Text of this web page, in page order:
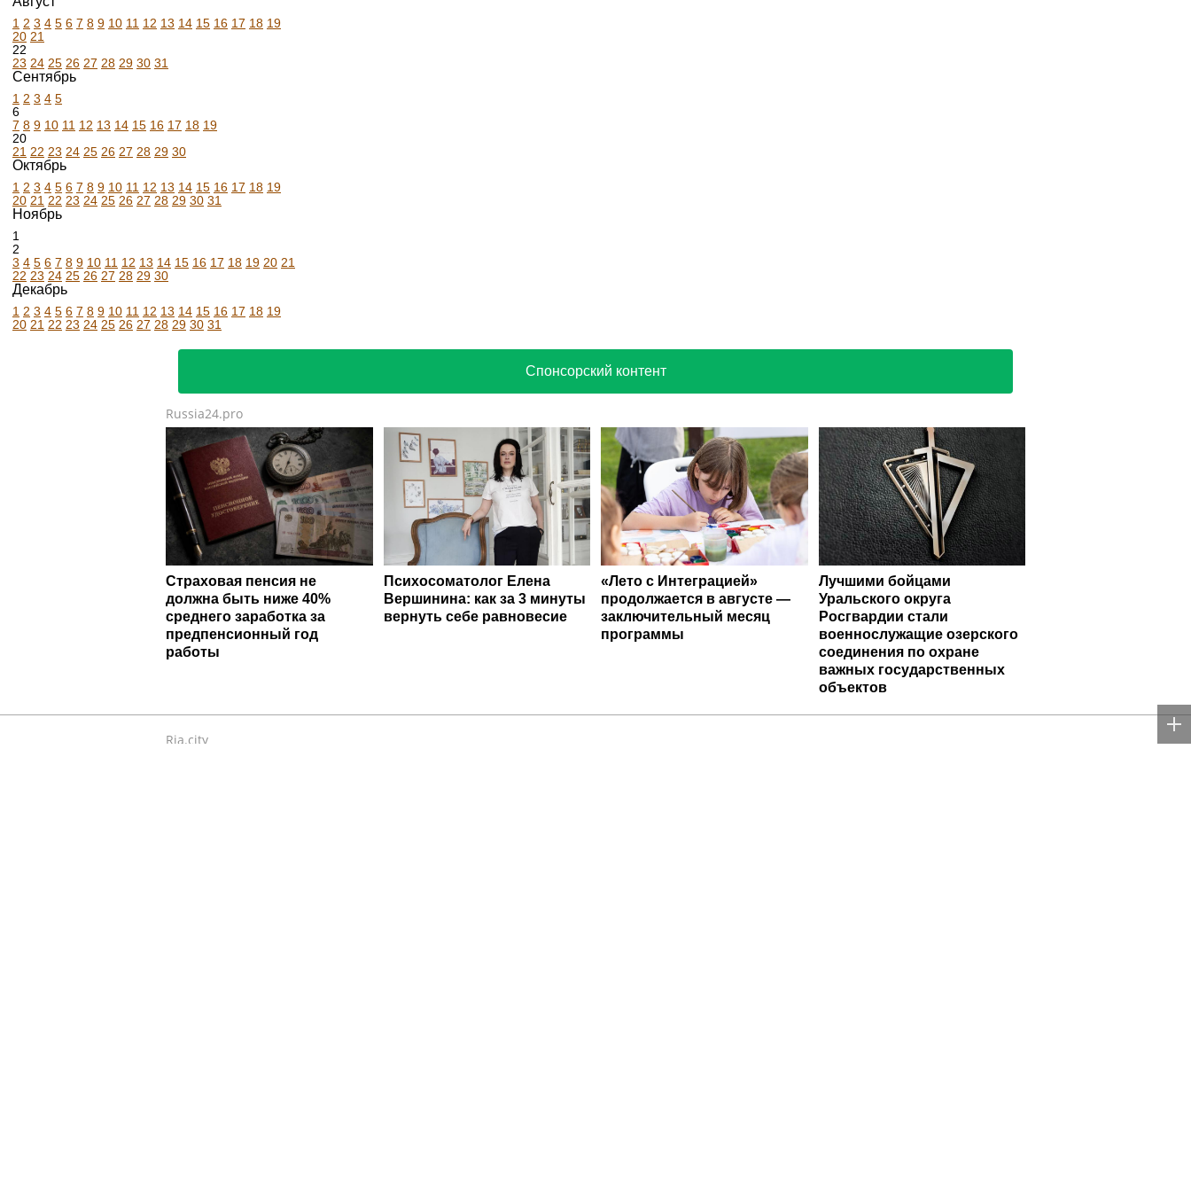
1 2 3 4 5 6 7 8 9 10 11 12 13 14 15 16 17 18 19
20 21
22
23 24 25 26 27 28 29 30 31
Сентябрь
1 2 3 4 5
6
7 8 9 10 11 12 13 14 15 16 17 18 19
20
21 22 23 24 25 26 27 28 29 30
Октябрь
1 2 3 4 5 6 7 8 9 10 11 12 13 14 15 16 17 18 19
20 21 22 23 24 25 26 27 28 29 30 31
Ноябрь
1
2
3 4 5 6 7 8 9 10 11 12 13 14 15 16 17 18 19 20 21
22 23 24 25 26 27 28 29 30
Декабрь
1 2 3 4 5 6 7 8 9 10 11 12 13 14 15 16 17 18 19
20 21 22 23 24 25 26 27 28 29 30 31
Спонсорский контент
Russia24.pro
Страховая пенсия не
должна быть ниже 40%
среднего заработка за
предпенсионный год
работы
Психосоматолог Елена
Вершинина: как за 3 минуты
вернуть себе равновесие
«Лето с Интеграцией»
продолжается в августе —
заключительный месяц
программы
Лучшими бойцами
Уральского округа
Росгвардии стали
военнослужащие озерского
соединения по охране
важных государственных
объектов
Ria.city